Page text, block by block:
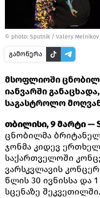
© photo: Sputnik / Valery Мelnikov
გამოწერა
მსოფლიოში
იანვარში
საგასტროლო
თბილისი, 9 მარტი —
ცნობილმა
ჯონმა კიდევ
საქართველოში
ვარსკვლავის
წლის 30 ივნისსა და
სცენაზე შეკვეთილში.